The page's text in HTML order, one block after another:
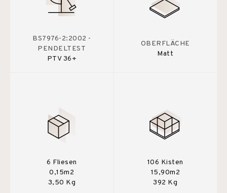
BS7976-2:2002 -
PENDELTEST
PTV 36+
OBERFLÄCHE
Matt
6 Fliesen
0,15m2
3,50 Kg
106 Kisten
15,90m2
392 Kg